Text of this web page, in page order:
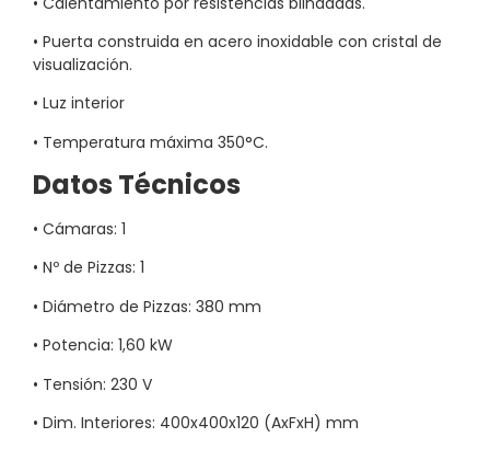
• Puerta construida en acero inoxidable con cristal de
visualización.
• Luz interior
• Temperatura máxima 350°C.
Datos Técnicos
• Cámaras: 1
• Nº de Pizzas: 1
• Diámetro de Pizzas: 380 mm
• Potencia: 1,60 kW
• Tensión: 230 V
• Dim. Interiores: 400x400x120 (AxFxH) mm